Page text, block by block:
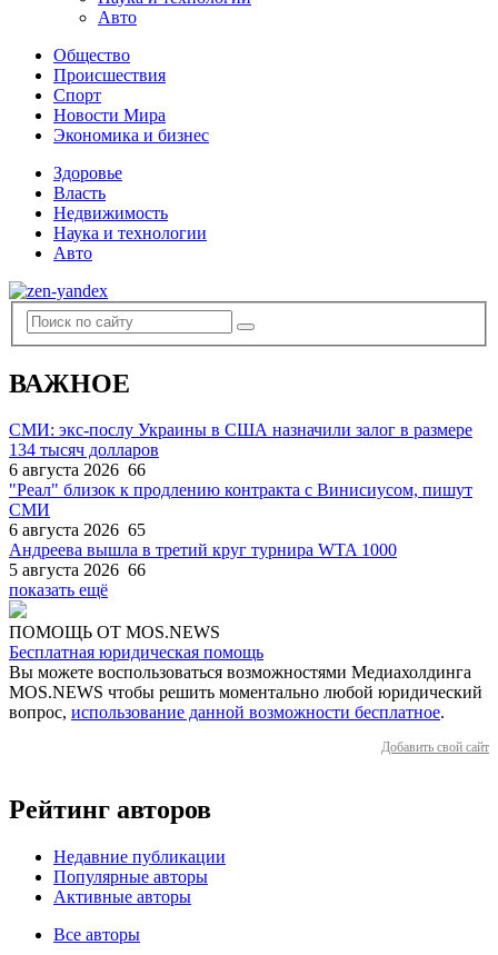
Авто
Общество
Происшествия
Спорт
Новости Мира
Экономика и бизнес
Здоровье
Власть
Недвижимость
Наука и технологии
Авто
ВАЖНОЕ
СМИ: экс-послу Украины в США назначили залог в размере
134 тысяч долларов
6 августа 2026 66
"Реал" близок к продлению контракта с Винисиусом, пишут
СМИ
6 августа 2026 65
Андреева вышла в третий круг турнира WTA 1000
5 августа 2026 66
показать ещё
ПОМОЩЬ ОТ MOS.NEWS
Бесплатная юридическая помощь
Вы можете воспользоваться возможностями Медиахолдинга
MOS.NEWS чтобы решить моментально любой юридический
вопрос, использование данной возможности бесплатное.
Добавить свой сайт
Рейтинг авторов
Недавние публикации
Популярные авторы
Активные авторы
Все авторы